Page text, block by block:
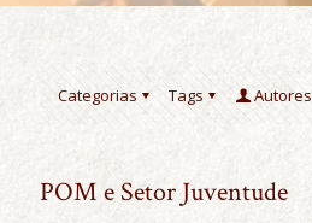
Categorias Tags Autores
POM e Setor Juventude